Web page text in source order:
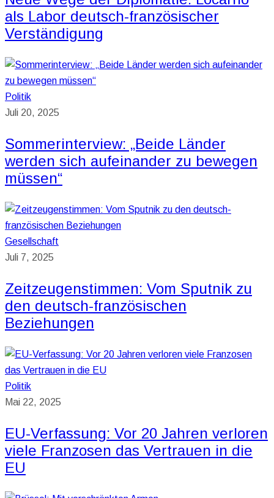
als Labor deutsch-französischer
Verständigung
Politik
Juli 20, 2025
Sommerinterview: „Beide Länder
werden sich aufeinander zu bewegen
müssen“
Gesellschaft
Juli 7, 2025
Zeitzeugenstimmen: Vom Sputnik zu
den deutsch-französischen
Beziehungen
Politik
Mai 22, 2025
EU-Verfassung: Vor 20 Jahren verloren
viele Franzosen das Vertrauen in die
EU